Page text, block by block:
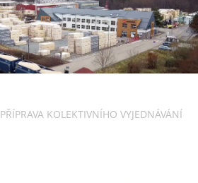
PŘÍPRAVA KOLEKTIVNÍHO VYJEDNÁVÁNÍ